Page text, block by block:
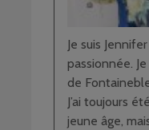
Je suis
passionnée.
de
J’ai toujours
jeune âge,